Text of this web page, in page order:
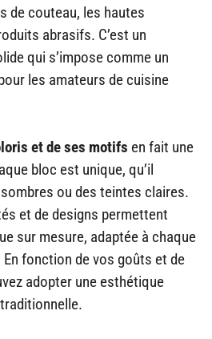
de couteau, les hautes
abrasifs. C’est un
qui s’impose comme un
les amateurs de cuisine
et de ses motifs en fait une
bloc est unique, qu’il
ou des teintes claires.
et de designs permettent
sur mesure, adaptée à chaque
En fonction de vos goûts et de
adopter une esthétique